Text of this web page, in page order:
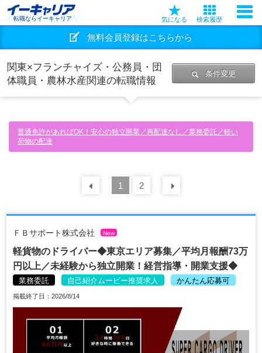
転職ならイーキャリア 気になる 検索履歴
無料会員登録はこちらから
関東×フランチャイズ・公務員・団
体職員・農林水産関連の転職情報
条件変更
普通免許があればOK！安心の独立開業／再配達なし／業務委託／軽い
荷物の配達
前の 30
1 2
ＦＢサポート株式会社 New
軽貨物のドライバー◆東京エリア募集／平均月報酬73万
円以上／未経験から独立開業！経営指導・開業支援◆
業務委託 自己紹介ムービー推奨求人 かんたん応募可
掲載終了日：2026/8/14